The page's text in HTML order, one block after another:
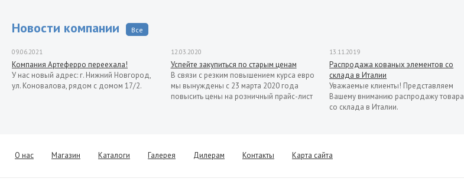
Новости компании Все
09.06.2021
Компания Артеферро переехала!
У нас новый адрес: г. Нижний Новгород,
ул. Коновалова, рядом с домом 17/2.
12.03.2020
Успейте закупиться по старым ценам
В связи с резким повышением курса евро
мы вынуждены с 23 марта 2020 года
повысить цены на розничный прайс-лист
13.11.2019
Распродажа кованых элементов со
склада в Италии
Уважаемые клиенты! Представляем
Вашему вниманию распродажу товара
со склада в Италии.
О нас Магазин Каталоги Галерея Дилерам Контакты Карта сайта